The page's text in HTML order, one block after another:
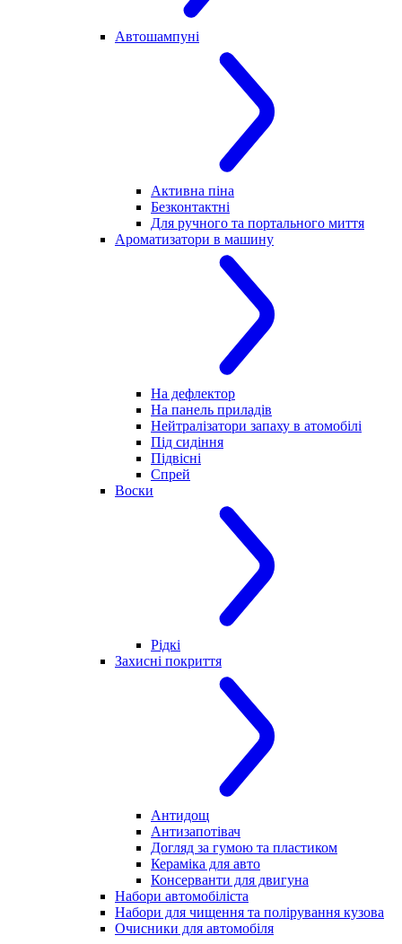
Автошампуні
Активна піна
Безконтактні
Для ручного та портального миття
Ароматизатори в машину
На дефлектор
На панель приладів
Нейтралізатори запаху в атомобілі
Під сидіння
Підвісні
Спрей
Воски
Рідкі
Захисні покриття
Антидощ
Антизапотівач
Догляд за гумою та пластиком
Кераміка для авто
Консерванти для двигуна
Набори автомобіліста
Набори для чищення та полірування кузова
Очисники для автомобіля